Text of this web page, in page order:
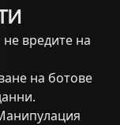
не вредите на
на ботове